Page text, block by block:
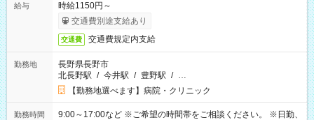
給与
時給1150円～
交通費別途支給あり
交通費 交通費規定内支給
勤務地
長野県長野市
北長野駅 / 今井駅 / 豊野駅 / …
【勤務地選べます】病院・クリニック
勤務時間
9:00～17:00など ※ご希望の時間帯をご相談ください。 ※日勤、